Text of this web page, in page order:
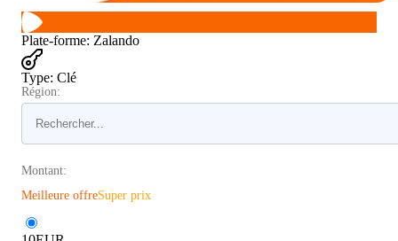
Plate-forme: Zalando
Type: Clé
Région:
Montant:
Meilleure offreSuper prix